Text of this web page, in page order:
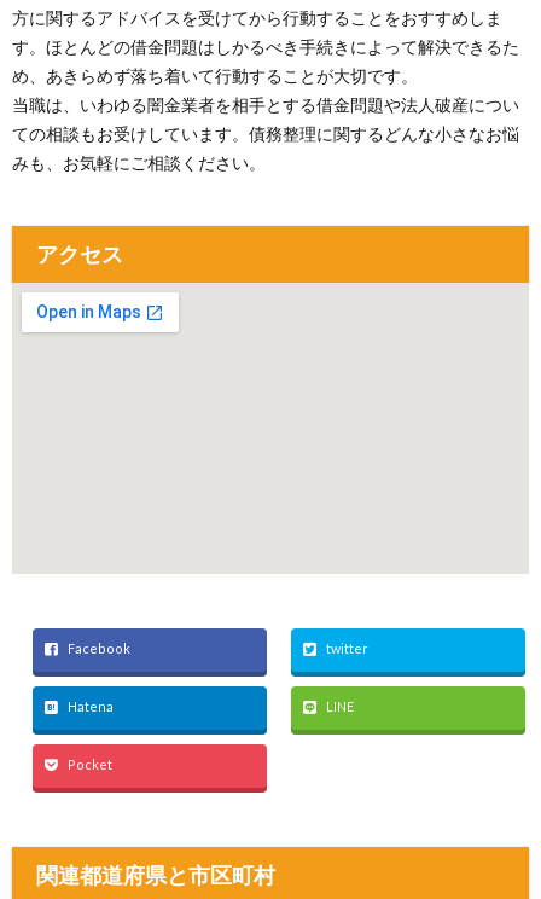
方に関するアドバイスを受けてから行動することをおすすめしま
す。ほとんどの借金問題はしかるべき手続きによって解決できるた
め、あきらめず落ち着いて行動することが大切です。
当職は、いわゆる闇金業者を相手とする借金問題や法人破産につい
ての相談もお受けしています。債務整理に関するどんな小さなお悩
みも、お気軽にご相談ください。
アクセス
Facebook twitter
Hatena LINE
Pocket
関連都道府県と市区町村